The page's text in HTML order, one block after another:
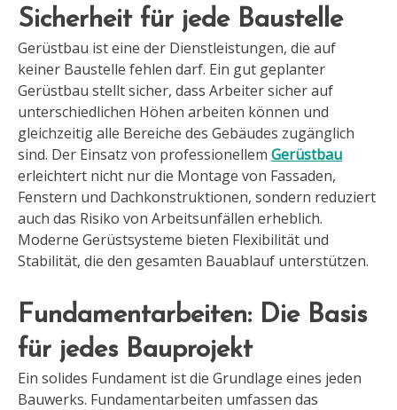
Sicherheit für jede Baustelle
Gerüstbau ist eine der Dienstleistungen, die auf
keiner Baustelle fehlen darf. Ein gut geplanter
Gerüstbau stellt sicher, dass Arbeiter sicher auf
unterschiedlichen Höhen arbeiten können und
gleichzeitig alle Bereiche des Gebäudes zugänglich
sind. Der Einsatz von professionellem Gerüstbau
erleichtert nicht nur die Montage von Fassaden,
Fenstern und Dachkonstruktionen, sondern reduziert
auch das Risiko von Arbeitsunfällen erheblich.
Moderne Gerüstsysteme bieten Flexibilität und
Stabilität, die den gesamten Bauablauf unterstützen.
Fundamentarbeiten: Die Basis
für jedes Bauprojekt
Ein solides Fundament ist die Grundlage eines jeden
Bauwerks. Fundamentarbeiten umfassen das